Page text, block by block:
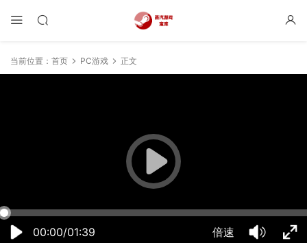
当前位置： 首页 PC游戏 正文
00:00/01:39 倍速
50% 75% 100%